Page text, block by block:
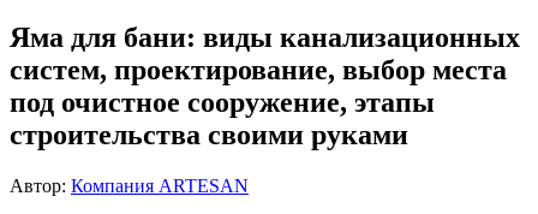
Яма для бани: виды канализационных
систем, проектирование, выбор места
под очистное сооружение, этапы
строительства своими руками
Автор: Компания ARTESAN